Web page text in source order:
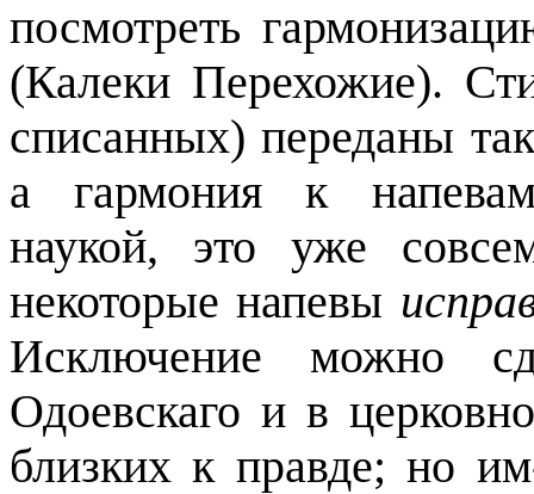
посмотреть
(Калеки Перехожие).
списанных) переданы
а гармония к
наукой, это уже
некоторые напевы
Исключение можно
Одоевскаго и в
близких к правде; но